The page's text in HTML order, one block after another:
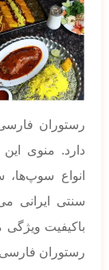
رستوران
دارد. منوی
انواع
سنتی ایرانی
باکیفیت
رستوران فارسی